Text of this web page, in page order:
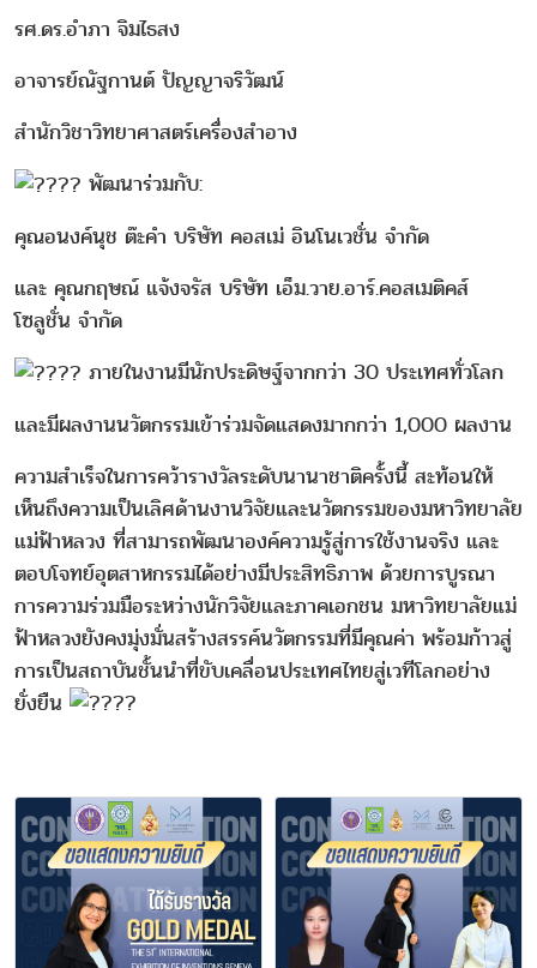
รศ.ดร.อำภา จิมไธสง
อาจารย์ณัฐกานต์ ปัญญาจริวัฒน์
สำนักวิชาวิทยาศาสตร์เครื่องสำอาง
พัฒนาร่วมกับ:
คุณอนงค์นุช ต๊ะคำ บริษัท คอสเม่ อินโนเวชั่น จำกัด
และ คุณกฤษณ์ แจ้งจรัส บริษัท เอ็ม.วาย.อาร์.คอสเมติคส์
โซลูชั่น จำกัด
ภายในงานมีนักประดิษฐ์จากกว่า 30 ประเทศทั่วโลก
และมีผลงานนวัตกรรมเข้าร่วมจัดแสดงมากกว่า 1,000 ผลงาน
ความสำเร็จในการคว้ารางวัลระดับนานาชาติครั้งนี้ สะท้อนให้
เห็นถึงความเป็นเลิศด้านงานวิจัยและนวัตกรรมของมหาวิทยาลัย
แม่ฟ้าหลวง ที่สามารถพัฒนาองค์ความรู้สู่การใช้งานจริง และ
ตอบโจทย์อุตสาหกรรมได้อย่างมีประสิทธิภาพ ด้วยการบูรณา
การความร่วมมือระหว่างนักวิจัยและภาคเอกชน มหาวิทยาลัยแม่
ฟ้าหลวงยังคงมุ่งมั่นสร้างสรรค์นวัตกรรมที่มีคุณค่า พร้อมก้าวสู่
การเป็นสถาบันชั้นนำที่ขับเคลื่อนประเทศไทยสู่เวทีโลกอย่าง
ยั่งยืน